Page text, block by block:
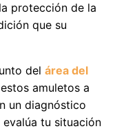
protección de la
que su
del área del
amuletos a
un diagnóstico
tu situación